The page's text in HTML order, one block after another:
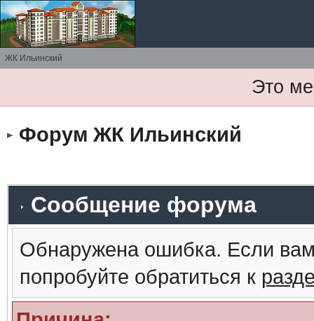
ЖК Ильинский
Это
Форум ЖК Ильинский
Сообщение форума
Обнаружена ошибка. Если
попробуйте обратиться к